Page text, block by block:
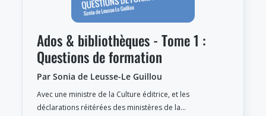
Ados & bibliothèques - Tome 1 :
Questions de formation
Par Sonia de Leusse-Le Guillou
Avec une ministre de la Culture éditrice, et les
déclarations réitérées des ministères de la…